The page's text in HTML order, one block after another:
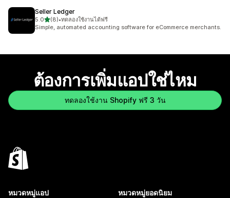
Seller Ledger
5.0เต็ม 5 ดาว
(8)
ทั้งหมด 8 รีวิว
•ทดลองใช้งานได้ฟรี
Simple, automated accounting software for eCommerce merchants.
ต้องการเพิ่มแอปใช่ไหม
ทดลองใช้งาน Shopify ฟรี 3 วัน
หมวดหมู่แอป หมวดหมู่ยอดนิยม